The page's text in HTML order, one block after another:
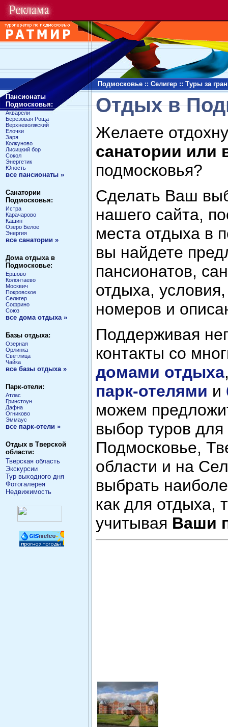
Подмосковье :: Селигер :: Туры за
Пансионаты
Подмосковья:
Акварели
Березовая Роща
Верхневолжский
Елочки
Заря
Колкуново
Лисицкий бор
Сокол
Энергетик
Юность
все пансионаты »
Санатории
Подмосковья:
Истра
Карачарово
Кашин
Озеро Белое
Энергия
все санатории »
Дома отдыха в
Подмосковье:
Ершово
Колонтаево
Москвич
Покровское
Селигер
Софрино
Союз
все дома отдыха »
Базы отдыха:
Озерная
Орлинка
Светлица
Чайка
все базы отдыха »
Парк-отели:
Атлас
Гринстоун
Дафна
Огниково
Эммаус
все парк-отели »
Отдых в Тверской
области:
Тверская область
Экскурсии
Тур выходного дня
Фотогалерея
Недвижимость
Отдых в
Желаете
санатории или
подмосковья?
Сделать Ваш
нашего сайта,
места отдыха в
вы найдете
пансионатов,
отдыха,
номеров и
Поддерживая
контакты со
домами отдыха
парк-отелями и
можем
выбор туров
Подмосковье,
области и на
выбрать
как для отдыха,
учитывая Ваши